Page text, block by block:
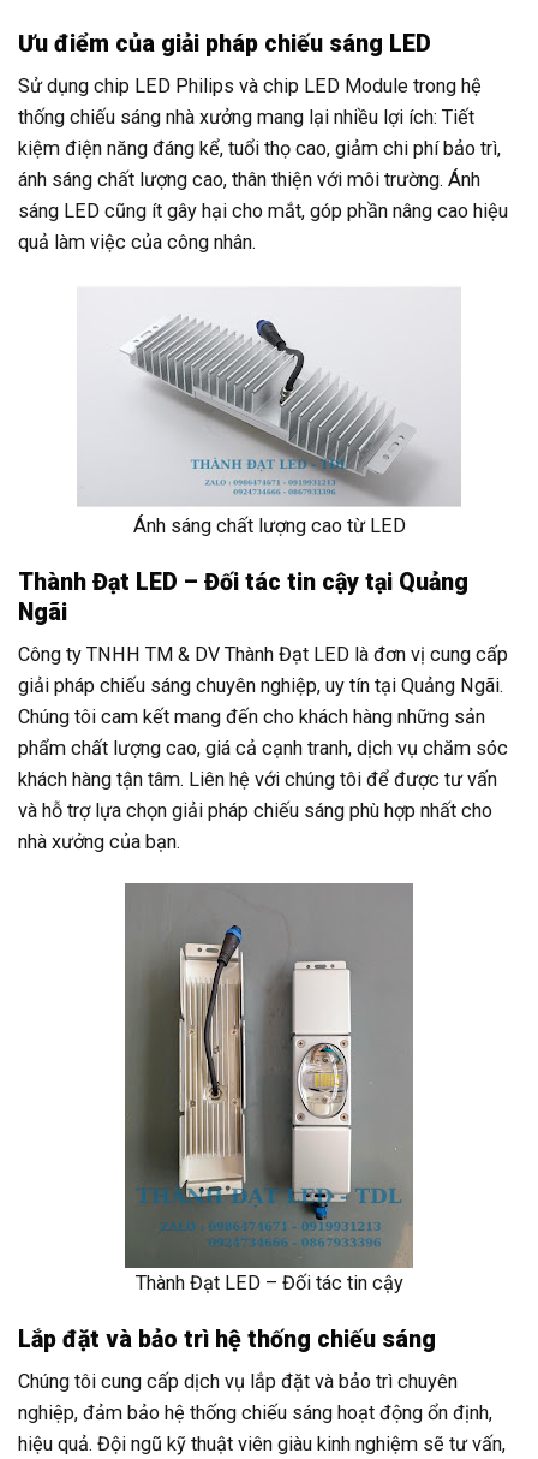
Ưu điểm của giải pháp chiếu sáng LED
Sử dụng chip LED Philips và chip LED Module trong hệ
thống chiếu sáng nhà xưởng mang lại nhiều lợi ích: Tiết
kiệm điện năng đáng kể, tuổi thọ cao, giảm chi phí bảo trì,
ánh sáng chất lượng cao, thân thiện với môi trường. Ánh
sáng LED cũng ít gây hại cho mắt, góp phần nâng cao hiệu
quả làm việc của công nhân.
Ánh sáng chất lượng cao từ LED
Thành Đạt LED – Đối tác tin cậy tại Quảng
Ngãi
Công ty TNHH TM & DV Thành Đạt LED là đơn vị cung cấp
giải pháp chiếu sáng chuyên nghiệp, uy tín tại Quảng Ngãi.
Chúng tôi cam kết mang đến cho khách hàng những sản
phẩm chất lượng cao, giá cả cạnh tranh, dịch vụ chăm sóc
khách hàng tận tâm. Liên hệ với chúng tôi để được tư vấn
và hỗ trợ lựa chọn giải pháp chiếu sáng phù hợp nhất cho
nhà xưởng của bạn.
Thành Đạt LED – Đối tác tin cậy
Lắp đặt và bảo trì hệ thống chiếu sáng
Chúng tôi cung cấp dịch vụ lắp đặt và bảo trì chuyên
nghiệp, đảm bảo hệ thống chiếu sáng hoạt động ổn định,
hiệu quả. Đội ngũ kỹ thuật viên giàu kinh nghiệm sẽ tư vấn,